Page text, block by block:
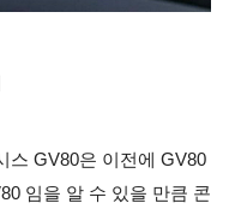
스 GV80은 이전에 GV80
임을 알 수 있을 만큼 콘